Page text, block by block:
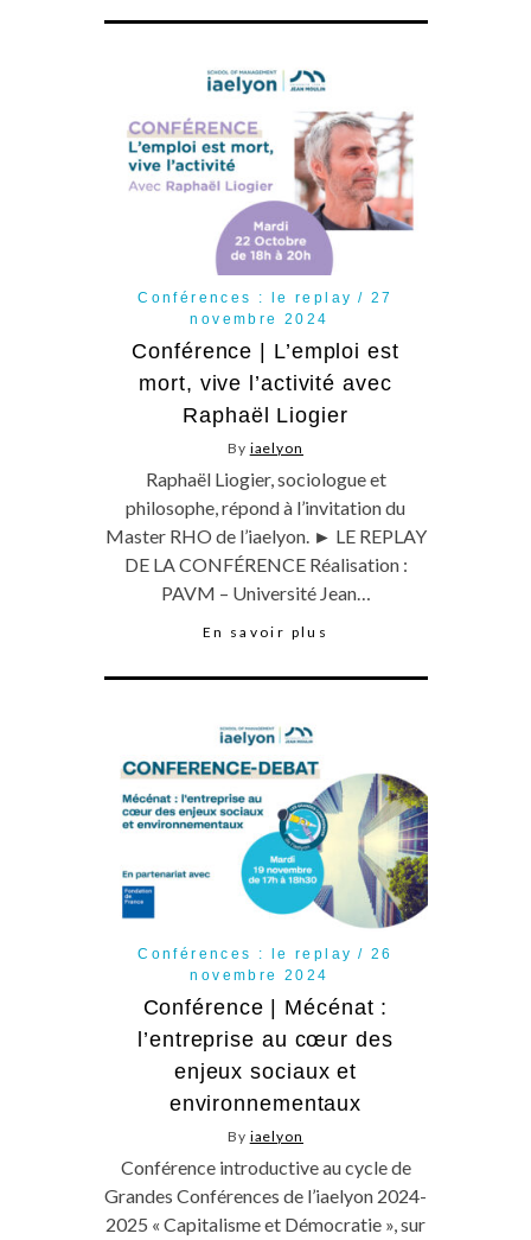
Conférences : le replay
27
novembre 2024
Conférence | L’emploi est
mort, vive l’activité avec
Raphaël Liogier
By iaelyon
Raphaël Liogier, sociologue et
philosophe, répond à l’invitation du
Master RHO de l’iaelyon. ► LE REPLAY
DE LA CONFÉRENCE Réalisation :
PAVM – Université Jean…
En savoir plus
Conférences : le replay
26
novembre 2024
Conférence | Mécénat :
l’entreprise au cœur des
enjeux sociaux et
environnementaux
By iaelyon
Conférence introductive au cycle de
Grandes Conférences de l’iaelyon 2024-
2025 « Capitalisme et Démocratie », sur